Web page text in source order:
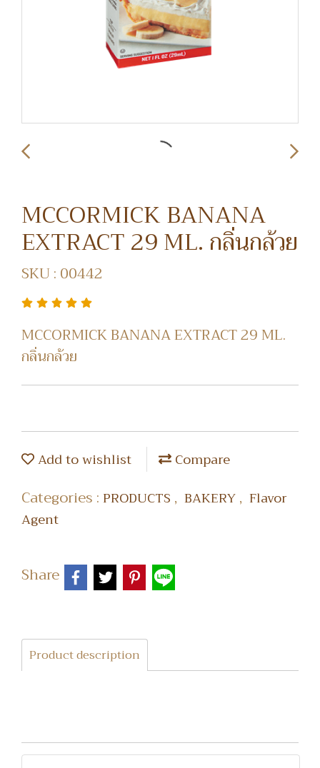
MCCORMICK BANANA
EXTRACT 29 ML. กลิ่นกล้วย
SKU : 00442
MCCORMICK BANANA EXTRACT 29 ML.
กลิ่นกล้วย
Add to wishlist Compare
Categories :PRODUCTS , BAKERY, Flavor
Agent
Share
Product description